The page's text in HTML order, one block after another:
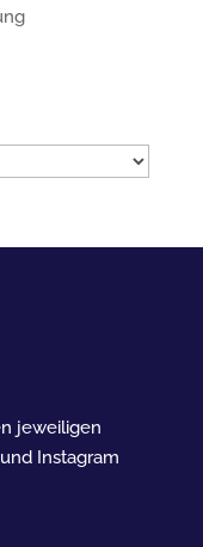
jeweiligen
Instagram